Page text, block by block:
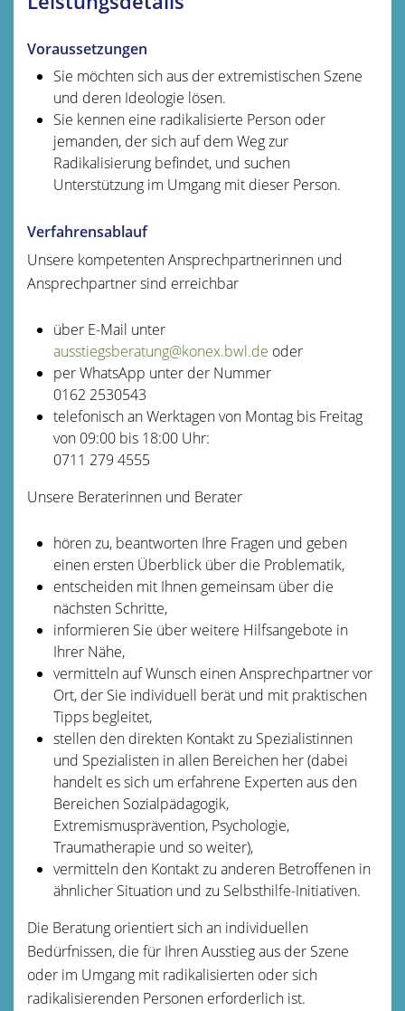
Voraussetzungen
Sie möchten sich aus der extremistischen Szene
und deren Ideologie lösen.
Sie kennen eine radikalisierte Person oder
jemanden, der sich auf dem Weg zur
Radikalisierung befindet, und suchen
Unterstützung im Umgang mit dieser Person.
Verfahrensablauf
Unsere kompetenten Ansprechpartnerinnen und
Ansprechpartner sind erreichbar
über E-Mail unter
ausstiegsberatung@konex.bwl.de oder
per WhatsApp unter der Nummer
0162 2530543
telefonisch an Werktagen von Montag bis Freitag
von 09:00 bis 18:00 Uhr:
0711 279 4555
Unsere Beraterinnen und Berater
hören zu, beantworten Ihre Fragen und geben
einen ersten Überblick über die Problematik,
entscheiden mit Ihnen gemeinsam über die
nächsten Schritte,
informieren Sie über weitere Hilfsangebote in
Ihrer Nähe,
vermitteln auf Wunsch einen Ansprechpartner vor
Ort, der Sie individuell berät und mit praktischen
Tipps begleitet,
stellen den direkten Kontakt zu Spezialistinnen
und Spezialisten in allen Bereichen her(dabei
handelt es sich um erfahrene Experten aus den
Bereichen Sozialpädagogik,
Extremismusprävention, Psychologie,
Traumatherapie und so weiter),
vermitteln den Kontakt zu anderen Betroffenen in
ähnlicher Situation und zu Selbsthilfe-Initiativen.
Die Beratung orientiert sich an individuellen
Bedürfnissen, die für Ihren Ausstieg aus der Szene
oder im Umgang mit radikalisierten oder sich
radikalisierenden Personen erforderlich ist.